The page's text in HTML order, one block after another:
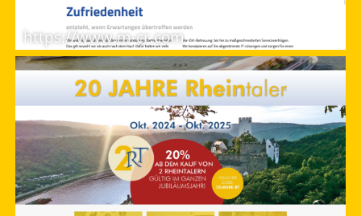
https://www.m-cr.com